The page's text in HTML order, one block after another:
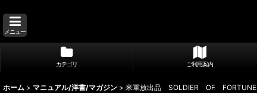
メニュー
カテゴリ ご利用案内
ホーム > マニュアル/洋書/マガジン > 米軍放出品 SOLDIER OF FORTUNE